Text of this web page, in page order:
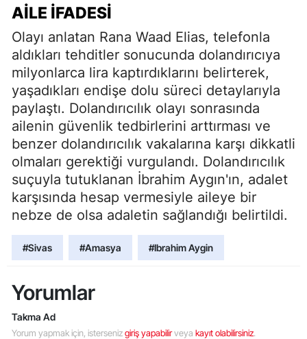
AILE İFADESI
Olayı anlatan Rana Waad Elias, telefonla
aldıkları tehditler sonucunda dolandırıcıya
milyonlarca lira kaptırdıklarını belirterek,
yaşadıkları endişe dolu süreci detaylarıyla
paylaştı. Dolandırıcılık olayı sonrasında
ailenin güvenlik tedbirlerini arttırması ve
benzer dolandırıcılık vakalarına karşı dikkatli
olmaları gerektiği vurgulandı. Dolandırıcılık
suçuyla tutuklanan İbrahim Aygın'ın, adalet
karşısında hesap vermesiyle aileye bir
nebze de olsa adaletin sağlandığı belirtildi.
#Sivas #Amasya #Ibrahim Aygin
Yorumlar
Takma Ad
Yorum yapmak için, istersenizgiriş yapabilirveya kayıt olabilirsiniz.